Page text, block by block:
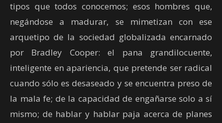
tipos que todos conocemos; esos hombres que,
negándose a madurar, se mimetizan con ese
arquetipo de la sociedad globalizada encarnado
por Bradley Cooper: el pana grandilocuente,
inteligente en apariencia, que pretende ser radical
cuando sólo es desaseado y se encuentra preso de
la mala fe; de la capacidad de engañarse solo a sí
mismo; de hablar y hablar paja acerca de planes